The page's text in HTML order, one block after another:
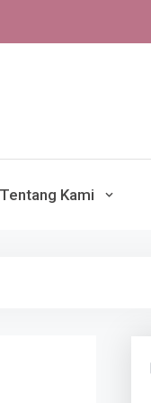
Tentang Kami